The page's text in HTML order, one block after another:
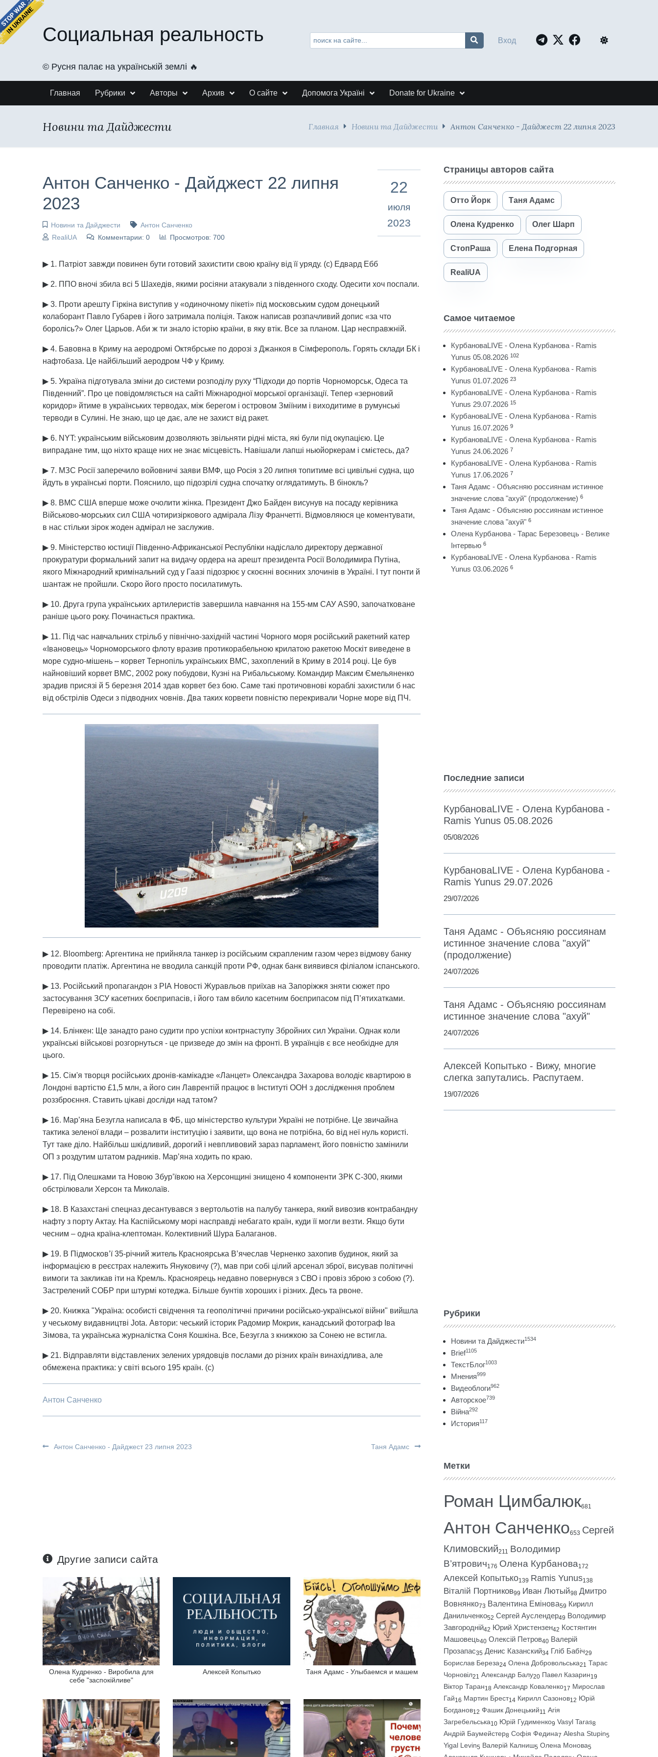
Социальная реальность
©️ Русня палає на українській землі 🔥
Вход
Главная Рубрики Авторы Архив О сайте Допомога Україні Donate for Ukraine
Новини та Дайджести Главная Новини та Дайджести Антон Санченко - Дайджест 22 липня 2023
Антон Санченко - Дайджест 22 липня
2023
Новини та Дайджести
Антон Санченко
RealiUA
Комментарии: 0 Просмотров: 700
22
июля
2023
▶ 1. Патріот завжди повинен бути готовий захистити свою країну від її уряду. (с) Едвард Ебб
▶ 2. ППО вночі збила всі 5 Шахедів, якими росіяни атакували з південного сходу. Одесити хоч поспали.
▶ 3. Проти арешту Гіркіна виступив у «одиночному пікеті» під московським судом донецький
колаборант Павло Губарев і його затримала поліція. Також написав розпачливий допис «за что
боролісь?» Олег Царьов. Аби ж ти знало історію країни, в яку втік. Все за планом. Цар несправжній.
▶ 4. Бавовна в Криму на аеродромі Октябрське по дорозі з Джанкоя в Сімферополь. Горять склади БК і
нафтобаза. Це найбільший аеродром ЧФ у Криму.
▶ 5. Україна підготувала зміни до системи розподілу руху “Підходи до портів Чорноморськ, Одеса та
Південний”. Про це повідомляється на сайті Міжнародної морської організації. Тепер «зерновий
коридор» йтиме в українських терводах, між берегом і островом Зміїним і виходитиме в румунські
терводи в Сулині. Не знаю, що це дає, але не захист від ракет.
▶ 6. NYT: українським військовим дозволяють звільняти рідні міста, які були під окупацією. Це
випрадане тим, що ніхто краще них не знає місцевість. Навішали лапші ньюйоркерам і смієтесь, да?
▶ 7. МЗС Росії заперечило войовничі заяви ВМФ, що Росія з 20 липня топитиме всі цивільні судна, що
йдуть в українські порти. Пояснило, що підозрілі судна спочатку оглядатимуть. В бінокль?
▶ 8. ВМС США вперше може очолити жінка. Президент Джо Байден висунув на посаду керівника
Військово-морських сил США чотиризіркового адмірала Лізу Франчетті. Відмовляюся це коментувати,
в нас стільки зірок жоден адмірал не заслужив.
▶ 9. Міністерство юстиції Південно-Африканської Республіки надіслало директору державної
прокуратури формальний запит на видачу ордера на арешт президента Росії Володимира Путіна,
якого Міжнародний кримінальний суд у Гаазі підозрює у скоєнні воєнних злочинів в Україні. І тут понти й
шантаж не пройшли. Скоро його просто посилатимуть.
▶ 10. Друга група українських артилеристів завершила навчання на 155-мм САУ AS90, започатковане
раніше цього року. Починається практика.
▶ 11. Під час навчальних стрільб у північно-західній частині Чорного моря російський ракетний катер
«Івановець» Чорноморського флоту вразив протикорабельною крилатою ракетою Москіт виведене в
море судно-мішень – корвет Тернопіль українських ВМС, захоплений в Криму в 2014 році. Це був
найновіший корвет ВМС, 2002 року побудови, Кузні на Рибальському. Командир Максим Ємельяненко
зрадив присязі й 5 березня 2014 здав корвет без бою. Саме такі протичовнові кораблі захистили б нас
від обстрілів Одеси з підводних човнів. Два таких корвети повністю перекривали Чорне море від ПЧ.
▶ 12. Bloomberg: Аргентина не прийняла танкер із російським скрапленим газом через відмову банку
проводити платіж. Аргентина не вводила санкцій проти РФ, однак банк виявився філіалом іспанського.
▶ 13. Російський пропагандон з РІА Новості Журавльов приїхав на Запоріжжя зняти сюжет про
застосування ЗСУ касетних боєприпасів, і його там вбило касетним боєприпасом під П’ятихатками.
Перевірено на собі.
▶ 14. Блінкен: Ще занадто рано судити про успіхи контрнаступу Збройних сил України. Однак коли
українські військові розгорнуться - це призведе до змін на фронті. В українців є все необхідне для
цього.
▶ 15. Сім'я творця російських дронів-камікадзе «Ланцет» Олександра Захарова володіє квартирою в
Лондоні вартістю £1,5 млн, а його син Лаврентій працює в Інституті ООН з дослідження проблем
роззброєння. Ставить цікаві досліди над татом?
▶ 16. Мар’яна Безугла написала в ФБ, що міністерство культури Україні не потрібне. Це звичайна
тактика зеленої влади – розвалити інституцію і заявити, що вона не потрібна, бо від неї нуль користі.
Тут таке діло. Найбільш шкідливий, дорогий і невпливовий зараз парламент, його повністю замінили
ОП з роздутим штатом радників. Мар’яна ходить по краю.
▶ 17. Під Олешками та Новою Збур’ївкою на Херсонщині знищено 4 компоненти ЗРК С-300, якими
обстрілювали Херсон та Миколаїв.
▶ 18. В Казахстані спецназ десантувався з вертольотів на палубу танкера, який вивозив контрабандну
нафту з порту Актау. На Каспійському морі насправді небагато країн, куди її могли везти. Якщо бути
чесним – одна країна-клептоман. Колективний Шура Балаганов.
▶ 19. В Підмосков’ї 35-річний житель Красноярська В’ячеслав Черненко захопив будинок, який за
інформацією в реєстрах належить Януковичу (?), мав при собі цілий арсенал зброї, висував політичні
вимоги та закликав іти на Кремль. Красноярець недавно повернувся з СВО і провіз зброю з собою (?).
Застрелений СОБР при штурмі котеджа. Більше бунтів хороших і різних. Десь та рвоне.
▶ 20. Книжка "Україна: особисті свідчення та геополітичні причини російсько-української війни" вийшла
у чеському видавництві Jota. Автори: чеський історик Радомир Мокрик, канадський фотограф Іва
Зімова, та українська журналістка Соня Кошкіна. Все, Безугла з книжкою за Сонею не встигла.
▶ 21. Відправляти відставлених зелених урядовців послами до різних країн винахідлива, але
обмежена практика: у світі всього 195 країн. (с)
Антон Санченко
Антон Санченко - Дайджест 23 липня 2023 Таня Адамс
Другие записи сайта
Олена Кудренко - Виробила для
себе "заспокійливе"
Алексей Копытько Таня Адамс - Улыбаемся и машем
Страницы авторов сайта
Отто Йорк Таня Адамс
Олена Кудренко Олег Шарп
СтопРаша Елена Подгорная
RealiUA
Самое читаемое
КурбановаLIVE - Олена Курбанова - Ramis
Yunus 05.08.2026 102
КурбановаLIVE - Олена Курбанова - Ramis
Yunus 01.07.2026 23
КурбановаLIVE - Олена Курбанова - Ramis
Yunus 29.07.2026 15
КурбановаLIVE - Олена Курбанова - Ramis
Yunus 16.07.2026 9
КурбановаLIVE - Олена Курбанова - Ramis
Yunus 24.06.2026 7
КурбановаLIVE - Олена Курбанова - Ramis
Yunus 17.06.2026 7
Таня Адамс - Объясняю россиянам истинное
значение слова "ахуй" (продолжение) 6
Таня Адамс - Объясняю россиянам истинное
значение слова "ахуй" 6
Олена Курбанова - Тарас Березовець - Велике
Інтервью 6
КурбановаLIVE - Олена Курбанова - Ramis
Yunus 03.06.2026 6
Последние записи
КурбановаLIVE - Олена Курбанова -
Ramis Yunus 05.08.2026
05/08/2026
КурбановаLIVE - Олена Курбанова -
Ramis Yunus 29.07.2026
29/07/2026
Таня Адамс - Объясняю россиянам
истинное значение слова "ахуй"
(продолжение)
24/07/2026
Таня Адамс - Объясняю россиянам
истинное значение слова "ахуй"
24/07/2026
Алексей Копытько - Вижу, многие
слегка запутались. Распутаем.
19/07/2026
Рубрики
Новини та Дайджести1534
Brief1105
ТекстБлог1003
Мнения999
Видеоблоги962
Авторское739
Війна292
История117
Метки
Роман Цимбалюк681
Антон Санченко653 Сергей
Климовский211 Володимир
В’ятрович176 Олена Курбанова172
Алексей Копытько139 Ramis Yunus138
Віталій Портников99 Иван Лютый98 Дмитро
Вовнянко73 Валентина Емінова59 Кирилл
Данильченко52 Сергей Ауслендер49 Володимир
Завгородній42 Юрий Христензен42 Костянтин
Машовець40 Олексій Петров40 Валерій
Прозапас35 Денис Казанский34 Гліб Бабіч29
Борислав Береза24 Олена Добровольська21 Тарас
Чорновіл21 Александр Балу20 Павел Казарин19
Віктор Таран18 Александр Коваленко17 Мирослав
Гай16 Мартин Брест14 Кирилл Сазонов12 Юрій
Богданов12 Фашик Донецький11 Агія
Загребельська10 Юрій Гудименко9 Vasyl Taras8
Андрій Баумейстер8 Софія Федина7 Alesha Stupin5
Yigal Levin5 Валерій Калниш5 Олена Монова5